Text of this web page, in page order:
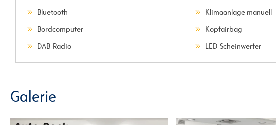
Bluetooth
Bordcomputer
DAB-Radio
Klimaanlage manuell
Kopfairbag
LED-Scheinwerfer
Galerie